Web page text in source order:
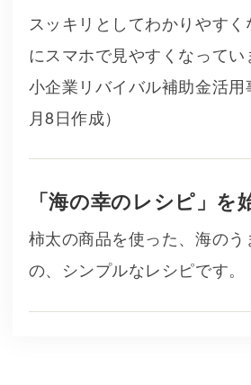
スッキリとしてわかりやす
にスマホで見やすくなって
小企業リバイバル補助金活用
月8日作成）
「海の幸のレシピ」を
柿太の商品を使った、海のう
の、シンプルなレシピです。